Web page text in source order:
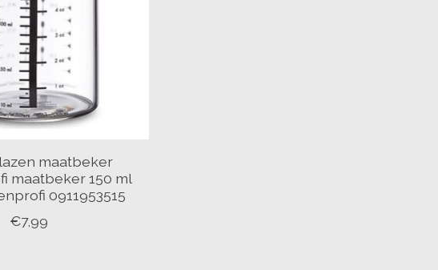
maatbeker
maatbeker 150 ml
0911953515
€7,99